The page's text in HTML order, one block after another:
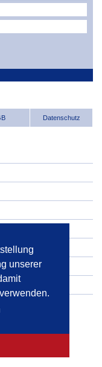
unserer
Datenschutz